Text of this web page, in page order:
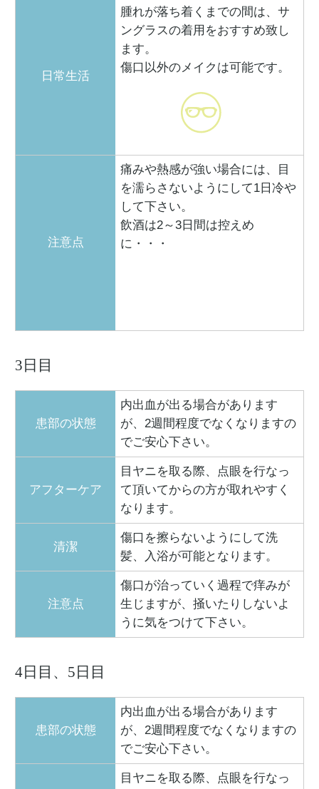
日常生活
腫れが落ち着くまでの間は、サ
ングラスの着用をおすすめ致し
ます。
傷口以外のメイクは可能です。
注意点
痛みや熱感が強い場合には、目
を濡らさないようにして1日冷や
して下さい。
飲酒は2～3日間は控えめ
に・・・
3日目
患部の状態
内出血が出る場合があります
が、2週間程度でなくなりますの
でご安心下さい。
アフターケア
目ヤニを取る際、点眼を行なっ
て頂いてからの方が取れやすく
なります。
清潔
傷口を擦らないようにして洗
髪、入浴が可能となります。
注意点
傷口が治っていく過程で痒みが
生じますが、掻いたりしないよ
うに気をつけて下さい。
4日目、5日目
患部の状態
内出血が出る場合があります
が、2週間程度でなくなりますの
でご安心下さい。
目ヤニを取る際、点眼を行なっ